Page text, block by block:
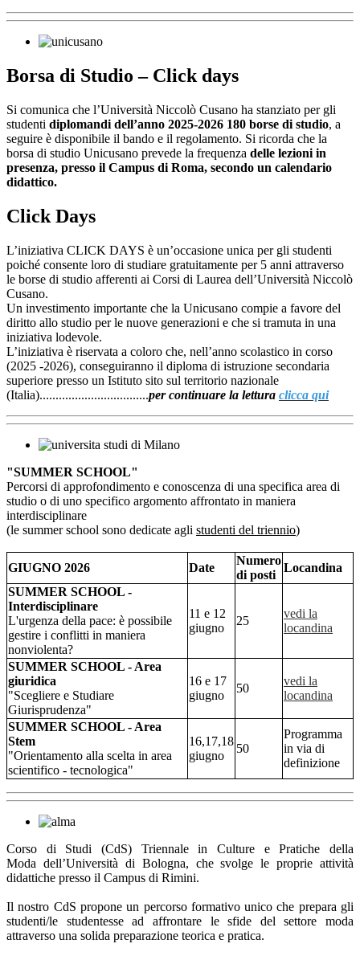
Borsa di Studio – Click days
Si comunica che l’Università Niccolò Cusano ha stanziato per gli
studenti diplomandi dell’anno 2025-2026 180 borse di studio, a
seguire è disponibile il bando e il regolamento. Si ricorda che la
borsa di studio Unicusano prevede la frequenza delle lezioni in
presenza, presso il Campus di Roma, secondo un calendario
didattico.
Click Days
L’iniziativa CLICK DAYS è un’occasione unica per gli studenti
poiché consente loro di studiare gratuitamente per 5 anni attraverso
le borse di studio afferenti ai Corsi di Laurea dell’Università Niccolò
Cusano.
Un investimento importante che la Unicusano compie a favore del
diritto allo studio per le nuove generazioni e che si tramuta in una
iniziativa lodevole.
L’iniziativa è riservata a coloro che, nell’anno scolastico in corso
(2025 -2026), conseguiranno il diploma di istruzione secondaria
superiore presso un Istituto sito sul territorio nazionale
(Italia)..................................per continuare la lettura clicca qui
"SUMMER SCHOOL"
Percorsi di approfondimento e conoscenza di una specifica area di
studio o di uno specifico argomento affrontato in maniera
interdisciplinare
(le summer school sono dedicate agli studenti del triennio)
GIUGNO 2026 Date
Numero
di posti
Locandina
SUMMER SCHOOL -
Interdisciplinare
L'urgenza della pace: è possibile
gestire i conflitti in maniera
nonviolenta?
11 e 12
giugno
25
vedi la
locandina
SUMMER SCHOOL - Area
giuridica
"Scegliere e Studiare
Giurisprudenza"
16 e 17
giugno
50
vedi la
locandina
SUMMER SCHOOL - Area
Stem
"Orientamento alla scelta in area
scientifico - tecnologica"
16,17,18
giugno
50
Programma
in via di
definizione
Corso di Studi (CdS) Triennale in Culture e Pratiche della
Moda dell’Università di Bologna, che svolge le proprie attività
didattiche presso il Campus di Rimini.
Il nostro CdS propone un percorso formativo unico che prepara gli
studenti/le studentesse ad affrontare le sfide del settore moda
attraverso una solida preparazione teorica e pratica.